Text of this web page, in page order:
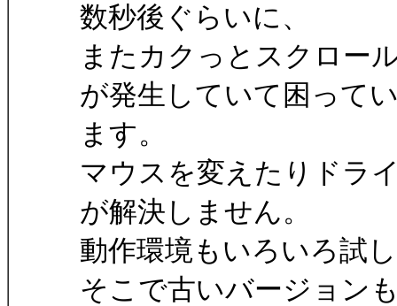
数秒後ぐらいに、
またカクっとスクロー
が発生していて困って
ます。
マウスを変えたりドラ
が解決しません。
動作環境もいろいろ試
そこで古いバージョン